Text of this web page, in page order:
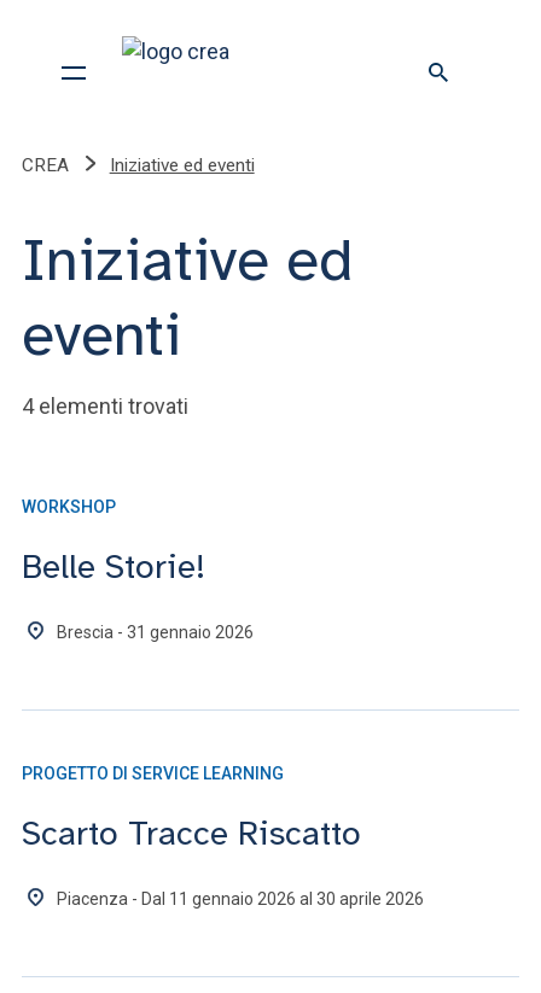
CREA Iniziative ed eventi
Iniziative ed
eventi
4 elementi trovati
WORKSHOP
Belle Storie!
Brescia - 31 gennaio 2026
PROGETTO DI SERVICE LEARNING
Scarto Tracce Riscatto
Piacenza - Dal 11 gennaio 2026 al 30 aprile 2026